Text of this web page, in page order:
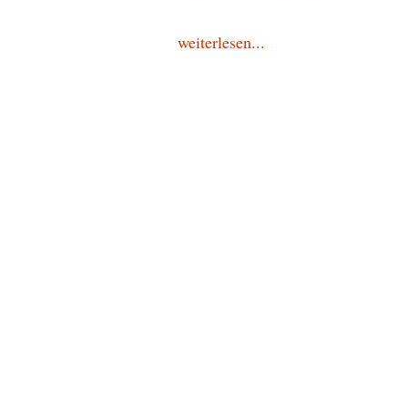
weiterlesen...